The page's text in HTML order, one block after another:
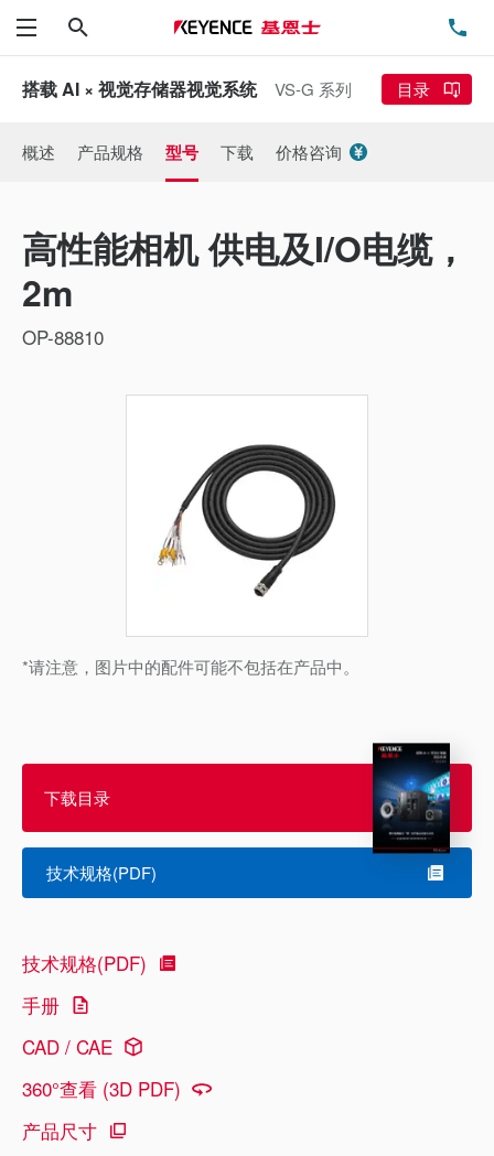
菜单
搭载 AI × 视觉存储器视觉系统 VS-G 系列 目录
概述 产品规格 型号 下载 价格咨询
高性能相机 供电及I/O电缆，
2m
OP-88810
*请注意，图片中的配件可能不包括在产品中。
下载目录
技术规格(PDF)
技术规格(PDF)
手册
CAD / CAE
360°查看 (3D PDF)
产品尺寸